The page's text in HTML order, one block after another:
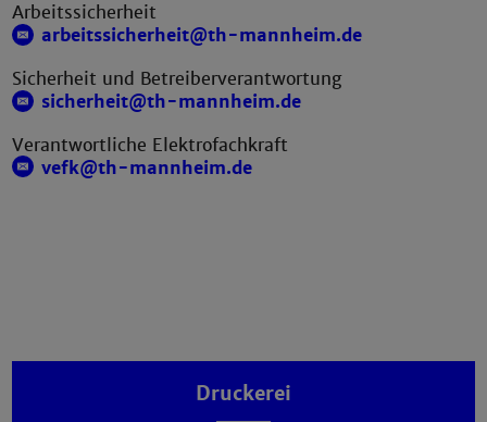
Arbeitssicherheit
arbeitssicherheit@th-mannheim.de
Sicherheit und Betreiberverantwortung
sicherheit@th-mannheim.de
Verantwortliche Elektrofachkraft
vefk@th-mannheim.de
Druckerei